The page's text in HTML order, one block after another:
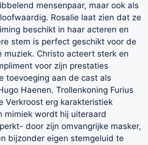
mensenpaar, maar ook als
Rosalie laat zien dat ze
beschikt in haar acteren en
stem is perfect geschikt voor de
muziek. Christo acteert sterk en
voor zijn prestaties
toevoeging aan de cast als
Haenen. Trollenkoning Furius
Verkroost erg karakteristiek
mimiek wordt hij uiteraard
door zijn omvangrijke masker,
bijzonder eigen stemgeluid te